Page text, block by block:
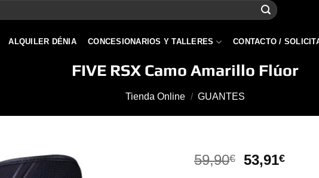
ALQUILER DÉNIA CONCESIONARIOS Y TALLERES CONTACTO /
FIVE RSX Camo Amarillo Flúor
Tienda Online / GUANTES
59,90€
El
53,91€El